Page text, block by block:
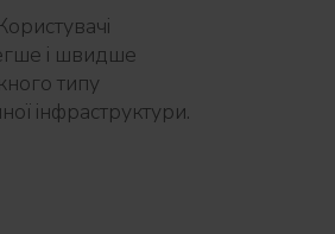
і швидше
типу
інфраструктури.